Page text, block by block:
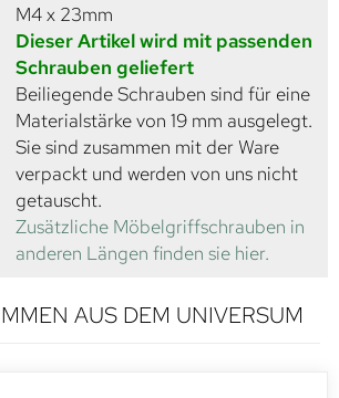
M4 x 23mm
Dieser Artikel wird mit passenden
Schrauben geliefert
Beiliegende Schrauben sind für eine
Materialstärke von 19 mm ausgelegt.
Sie sind zusammen mit der Ware
verpackt und werden von uns nicht
getauscht.
Zusätzliche Möbelgriffschrauben in
anderen Längen finden sie hier.
AUS DEM UNIVERSUM